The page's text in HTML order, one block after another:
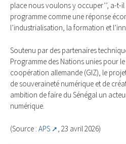
place nous voulons y occuper’’, a-t-
programme comme une réponse
l’industrialisation, la formation et
Soutenu par des partenaires
Programme des Nations unies pour
coopération allemande (GIZ), le
de souveraineté numérique et de
ambition de faire du Sénégal un
numérique.
(Source : APS , 23 avril 2026)